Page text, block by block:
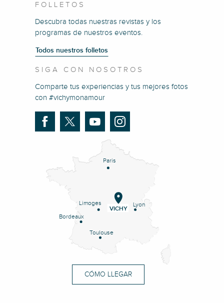
FOLLETOS
Descubra todas nuestras revistas y los
programas de nuestros eventos.
Todos nuestros folletos
SIGA CON NOSOTROS
Comparte tus experiencias y tus mejores fotos
con #vichymonamour
Paris
Lyon
Limoges
Bordeaux
Toulouse
VICHY
CÓMO LLEGAR